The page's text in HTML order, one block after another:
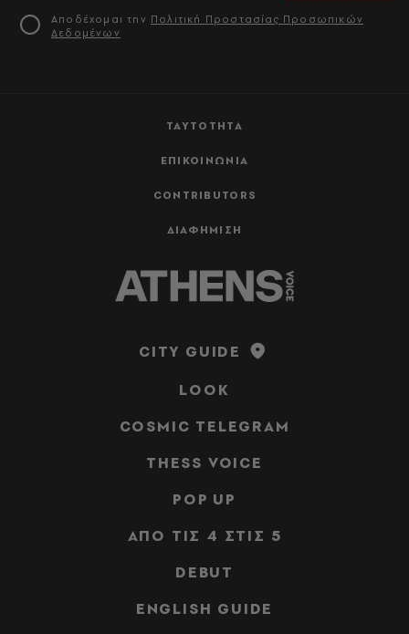
ΤΑΥΤΟΤΗΤΑ
ΕΠΙΚΟΙΝΩΝΙΑ
CONTRIBUTORS
ΔΙΑΦΗΜΙΣΗ
Αποδέχομαι την Πολιτική Προστασίας Προσωπικών
Δεδομένων
CITY GUIDE
LOOK
COSMIC TELEGRAM
THESS VOICE
POP UP
ΑΠΟ ΤΙΣ 4 ΣΤΙΣ 5
DEBUT
ENGLISH GUIDE